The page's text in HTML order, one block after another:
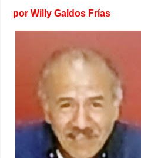
por Willy Galdos Frías